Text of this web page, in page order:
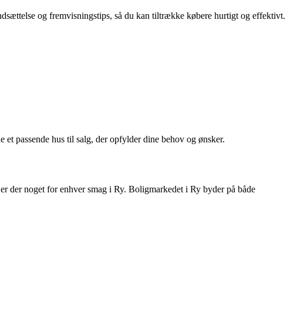
og fremvisningstips, så du kan tiltrække købere hurtigt og effektivt.
passende hus til salg, der opfylder dine behov og ønsker.
der noget for enhver smag i Ry. Boligmarkedet i Ry byder på både